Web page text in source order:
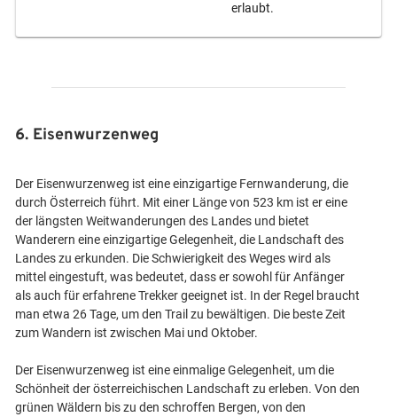
erlaubt.
6. Eisenwurzenweg
Der Eisenwurzenweg ist eine einzigartige Fernwanderung, die
durch Österreich führt. Mit einer Länge von 523 km ist er eine
der längsten Weitwanderungen des Landes und bietet
Wanderern eine einzigartige Gelegenheit, die Landschaft des
Landes zu erkunden. Die Schwierigkeit des Weges wird als
mittel eingestuft, was bedeutet, dass er sowohl für Anfänger
als auch für erfahrene Trekker geeignet ist. In der Regel braucht
man etwa 26 Tage, um den Trail zu bewältigen. Die beste Zeit
zum Wandern ist zwischen Mai und Oktober.
Der Eisenwurzenweg ist eine einmalige Gelegenheit, um die
Schönheit der österreichischen Landschaft zu erleben. Von den
grünen Wäldern bis zu den schroffen Bergen, von den